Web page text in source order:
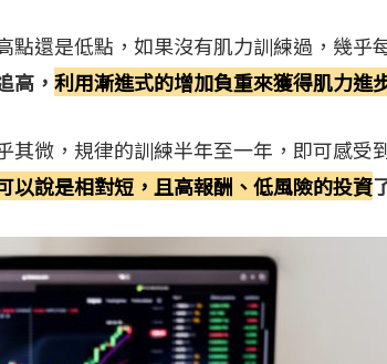
點還是低點，如果沒有肌力訓練過，幾乎
高，利用漸進式的增加負重來獲得肌力進
微，規律的訓練半年至一年，即可感受
以說是相對短，且高報酬、低風險的投資